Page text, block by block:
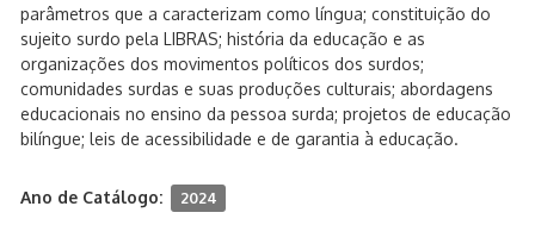
parâmetros que a caracterizam como língua; constituição do
sujeito surdo pela LIBRAS; história da educação e as
organizações dos movimentos políticos dos surdos;
comunidades surdas e suas produções culturais; abordagens
educacionais no ensino da pessoa surda; projetos de educação
bilíngue; leis de acessibilidade e de garantia à educação.
Ano de Catálogo: 2024